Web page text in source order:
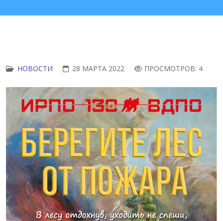
НОВОСТИ 28 МАРТА 2022 ПРОСМОТРОВ: 4